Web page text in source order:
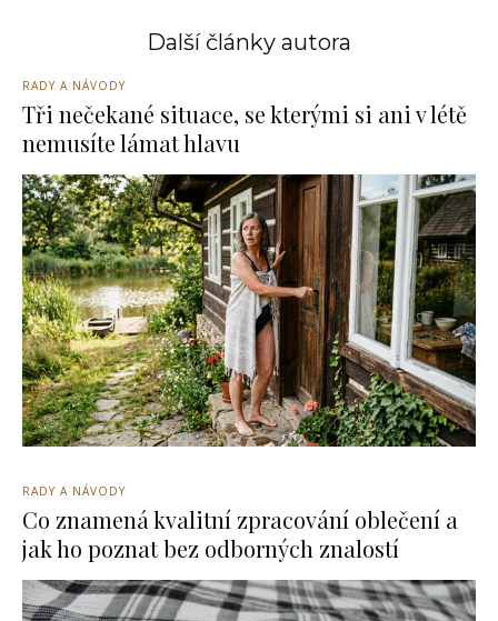
Další články autora
RADY A NÁVODY
Tři nečekané situace, se kterými si ani v létě
nemusíte lámat hlavu
RADY A NÁVODY
Co znamená kvalitní zpracování oblečení a
jak ho poznat bez odborných znalostí